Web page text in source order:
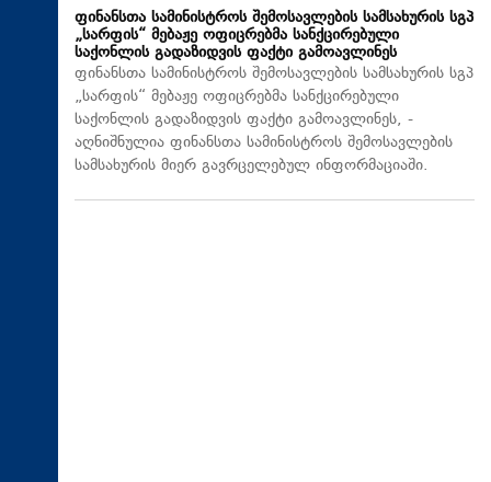
ფინანსთა სამინისტროს შემოსავლების სამსახურის სგპ
„სარფის“ მებაჟე ოფიცრებმა სანქცირებული
საქონლის გადაზიდვის ფაქტი გამოავლინეს
ფინანსთა სამინისტროს შემოსავლების სამსახურის სგპ
„სარფის“ მებაჟე ოფიცრებმა სანქცირებული
საქონლის გადაზიდვის ფაქტი გამოავლინეს, -
აღნიშნულია ფინანსთა სამინისტროს შემოსავლების
სამსახურის მიერ გავრცელებულ ინფორმაციაში.